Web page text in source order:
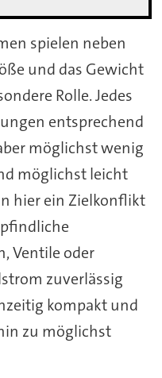
spielen neben
und das Gewicht
Rolle. Jedes
entsprechend
möglichst wenig
möglichst leicht
hier ein Zielkonflikt
Ventile oder
zuverlässig
kompakt und
zu möglichst